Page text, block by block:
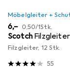
Möbelgleiter +
EUR
6,– EUR
0,50/1Stk.
Scotch Filzgleiter
Filzgleiter, 12 Stk.
55